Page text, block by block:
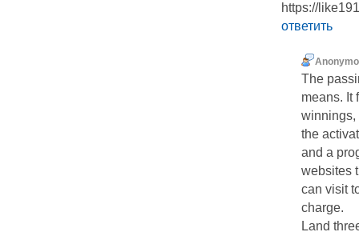
https://
ответить
The
means. It
winnings,
the
and a
websites
can visit
charge.
Land